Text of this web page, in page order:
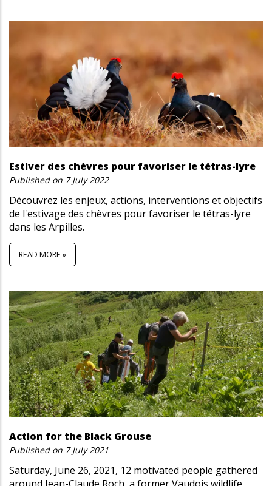
Estiver des chèvres pour favoriser le tétras-lyre
Published on 7 July 2022
Découvrez les enjeux, actions, interventions et objectifs
de l'estivage des chèvres pour favoriser le tétras-lyre
dans les Arpilles.
READ MORE »
Action for the Black Grouse
Published on 7 July 2021
Saturday, June 26, 2021, 12 motivated people gathered